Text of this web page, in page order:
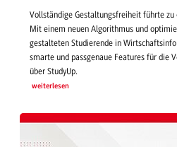
Vollständige Gestaltungsfreiheit führte
Mit einem neuen Algorithmus und
gestalteten Studierende in
smarte und passgenaue Features für die
über StudyUp.
weiterlesen